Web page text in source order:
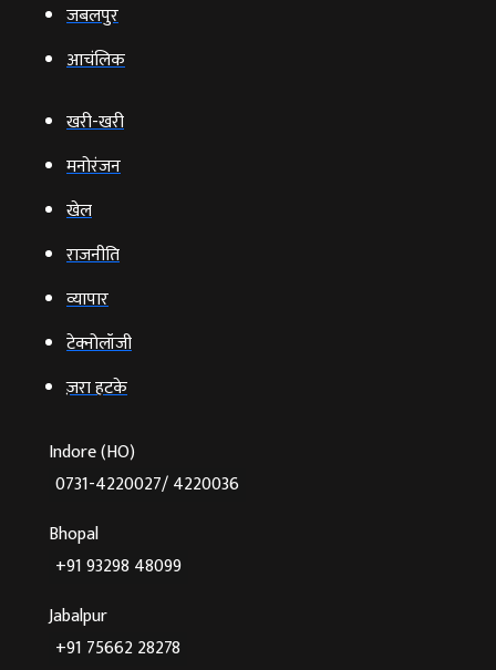
जबलपुर
आचंलिक
खरी-खरी
मनोरंजन
खेल
राजनीति
व्‍यापार
टेक्‍नोलॉजी
ज़रा हटके
Indore (HO)
0731-4220027/ 4220036
Bhopal
+91 93298 48099
Jabalpur
+91 75662 28278